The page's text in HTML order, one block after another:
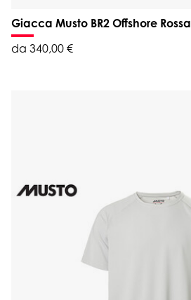
Giacca Musto BR2 Offshore Rossa
da 340,00 €